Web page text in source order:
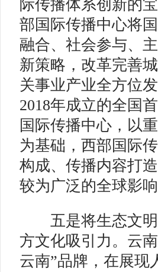
际传播体系创新的
部国际传播中心将
融合、社会参与、
新策略，改革完善
关事业产业全方位
2018年成立的全国
国际传播中心，以
为基础，西部国际
构成、传播内容打
较为广泛的全球影响
五是将生态文明
方文化吸引力。云
云南”品牌，在展现